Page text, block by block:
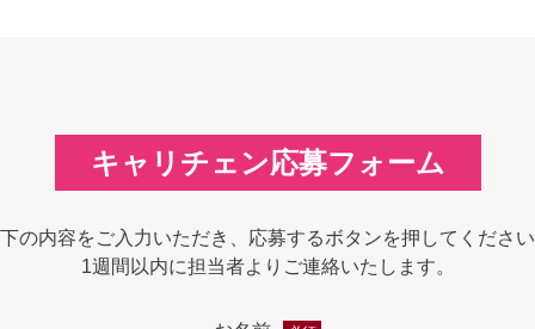
キャリチェン応募フォーム
の内容をご入力いただき、応募するボタンを押してくださ
1週間以内に担当者よりご連絡いたします。